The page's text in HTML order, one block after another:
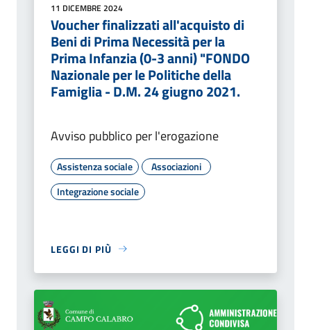
11 DICEMBRE 2024
Voucher finalizzati all'acquisto di
Beni di Prima Necessità per la
Prima Infanzia (0-3 anni) "FONDO
Nazionale per le Politiche della
Famiglia - D.M. 24 giugno 2021.
Avviso pubblico per l'erogazione
Assistenza sociale
Associazioni
Integrazione sociale
LEGGI DI PIÙ